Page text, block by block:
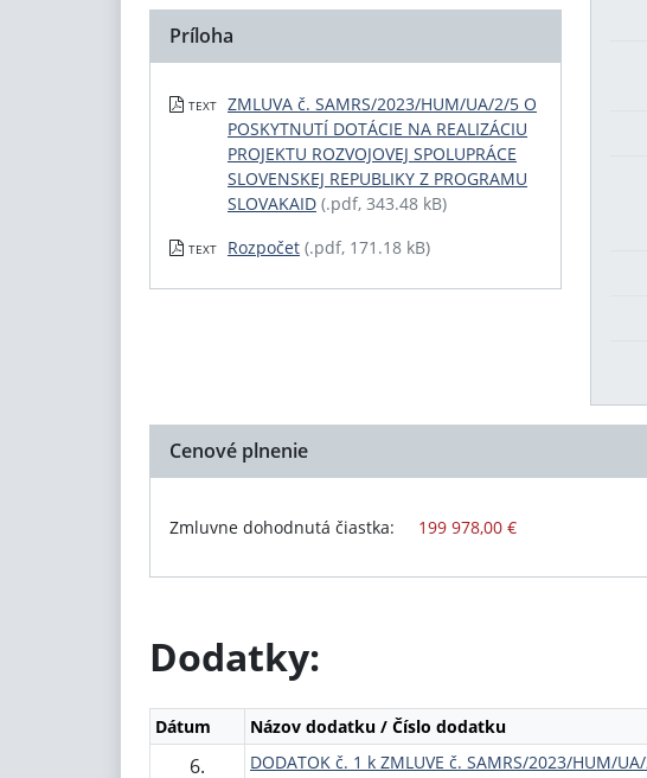
Príloha
TEXT
ZMLUVA č. SAMRS/2023/HUM/UA/2/5 O
POSKYTNUTÍ DOTÁCIE NA REALIZÁCIU
PROJEKTU ROZVOJOVEJ SPOLUPRÁCE
SLOVENSKEJ REPUBLIKY Z PROGRAMU
SLOVAKAID (.pdf, 343.48 kB)
TEXT Rozpočet (.pdf, 171.18 kB)
Cenové plnenie
Zmluvne dohodnutá čiastka: 199 978,00 €
Dodatky:
Dátum Názov dodatku / Číslo dodatku
6.
DODATOK č. 1 k ZMLUVE č. SAMRS/2023/HUM/